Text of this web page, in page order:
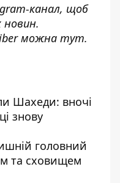
канал, щоб
можна тут.
Шахеди: вночі
знову
головний
та сховищем